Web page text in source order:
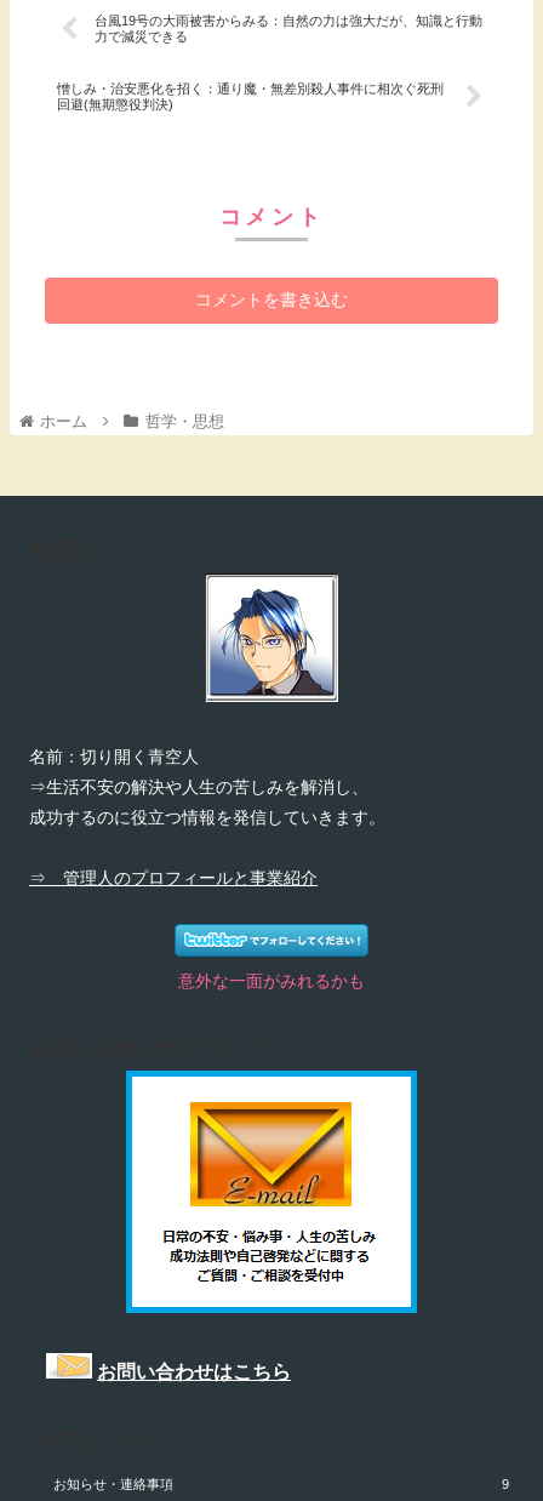
台風19号の大雨被害からみる：自然の力は強大だが、知識と行動
力で減災できる
憎しみ・治安悪化を招く：通り魔・無差別殺人事件に相次ぐ死刑
回避(無期懲役判決)
コメント
コメントを書き込む
ホーム 哲学・思想
名前：切り開く青空人
⇒生活不安の解決や人生の苦しみを解消し、
成功するのに役立つ情報を発信していきます。
⇒ 管理人のプロフィールと事業紹介
意外な一面がみれるかも
お問い合わせはこちら
お知らせ・連絡事項 9